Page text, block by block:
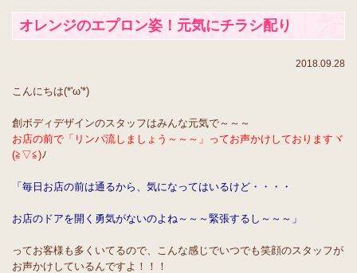
オレンジのエプロン姿！元気にチラシ配り
2018.09.28
こんにちは(*'ω'*)
創ボディデザインのスタッフはみんな元気で～～～
お店の前で「リンパ流しましょう～～～」ってお声かけしておりますヾ
(≧▽≦)ﾉ
「毎日お店の前は通るから、気になってはいるけど・・・・
お店のドアを開く勇気がないのよね～～～緊張するし～～～」
ってお客様も多くいてるので、こんな感じでいつでも笑顔のスタッフが
お声かけしているんですよ！！！